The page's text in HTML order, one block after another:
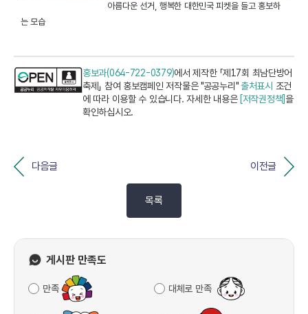
아름다운 선거, 행복한 대한민국 피켓을 들고 홍보하
는 모습
홍보과(064-722-0379)에서 제작한 「제17회 최남단방어
축제」 참여 홍보캠페인 저작물은 "공공누리" 출처표시 조건
에 따라 이용할 수 있습니다. 자세한 내용은 [저작권정책]을
확인하십시오.
다음글 이전글
목록
게시판 만족도
만족 대체로 만족